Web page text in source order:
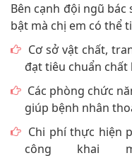
Bên cạnh đội ngũ
bật mà chị em có thể
Cơ sở vật chất,
đạt tiêu chuẩn chất
Các phòng chức
giúp bệnh nhân
Chi phí thực hiện
công khai